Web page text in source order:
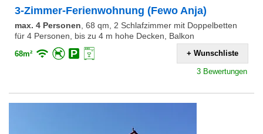
3-Zimmer-Ferienwohnung (Fewo Anja)
max. 4 Personen, 68 qm, 2 Schlafzimmer mit Doppelbetten
für 4 Personen, bis zu 4 m hohe Decken, Balkon
68m² + Wunschliste
3 Bewertungen